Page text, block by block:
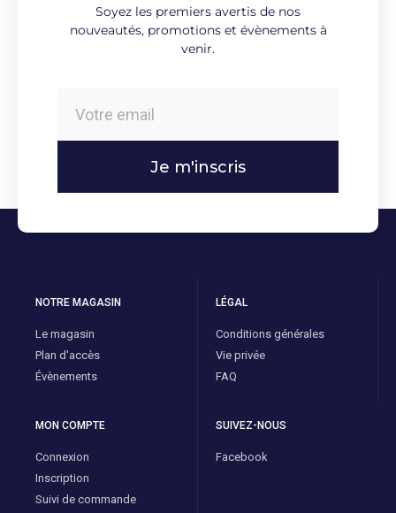
Soyez les premiers avertis de nos
nouveautés, promotions et évènements à
venir.
Je m'inscris
NOTRE MAGASIN
Le magasin
Plan d'accès
Évènements
LÉGAL
Conditions générales
Vie privée
FAQ
MON COMPTE
Connexion
Inscription
Suivi de commande
SUIVEZ-NOUS
Facebook